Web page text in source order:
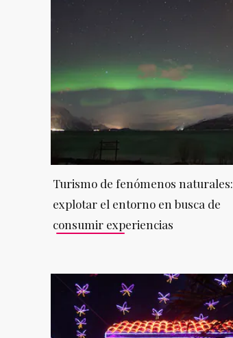
Turismo de fenómenos naturales:
explotar el entorno en busca de
consumir experiencias